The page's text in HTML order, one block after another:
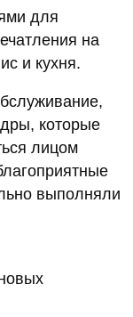
для
на
и кухня.
которые
лицом
выполняли